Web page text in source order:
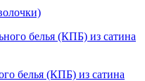
белья (КПБ) из сатина